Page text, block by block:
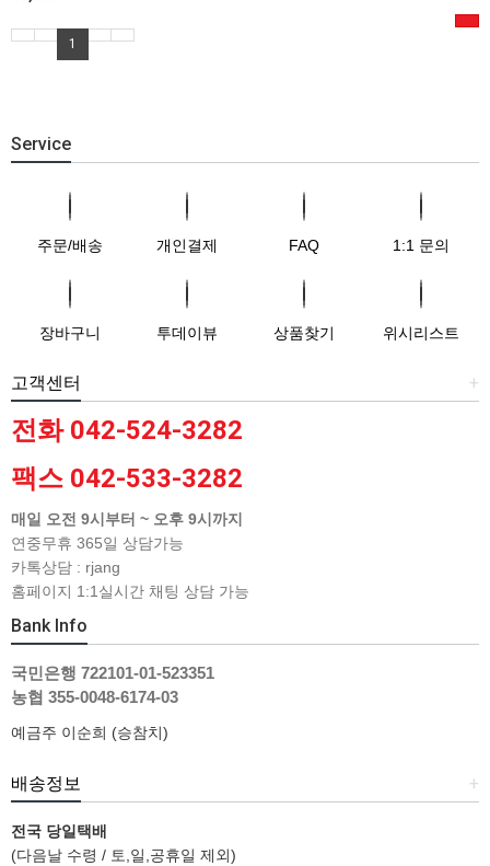
1
Service
주문/배송 개인결제 FAQ 1:1 문의
장바구니 투데이뷰 상품찾기 위시리스트
+
고객센터
전화 042-524-3282
팩스 042-533-3282
매일 오전 9시부터 ~ 오후 9시까지
연중무휴 365일 상담가능
카톡상담 : rjang
홈페이지 1:1실시간 채팅 상담 가능
Bank Info
국민은행 722101-01-523351
농협 355-0048-6174-03
예금주 이순희 (승참치)
+
배송정보
전국 당일택배
(다음날 수령 / 토,일,공휴일 제외)